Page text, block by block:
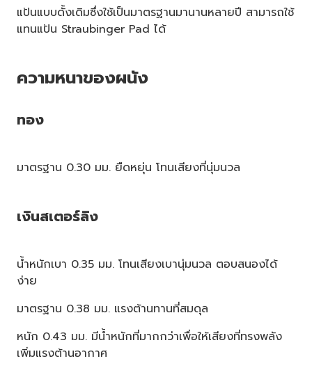
แป้นแบบดั้งเดิมซึ่งใช้เป็นมาตรฐานมานานหลายปี สามารถใช้
แทนแป้น Straubinger Pad ได้
ความหนาของผนัง
ทอง
มาตรฐาน 0.30 มม. ยืดหยุ่น โทนเสียงที่นุ่มนวล
เงินสเตอร์ลิง
น้ำหนักเบา 0.35 มม. โทนเสียงเบานุ่มนวล ตอบสนองได้
ง่าย
มาตรฐาน 0.38 มม. แรงต้านทานที่สมดุล
หนัก 0.43 มม. มีน้ำหนักที่มากกว่าเพื่อให้เสียงที่ทรงพลัง
เพิ่มแรงต้านอากาศ